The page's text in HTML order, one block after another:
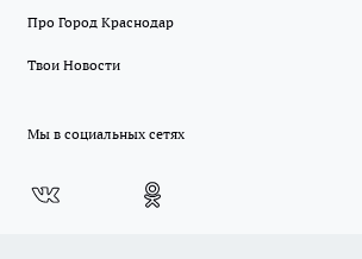
Про Город Краснодар
Твои Новости
Мы в социальных сетях